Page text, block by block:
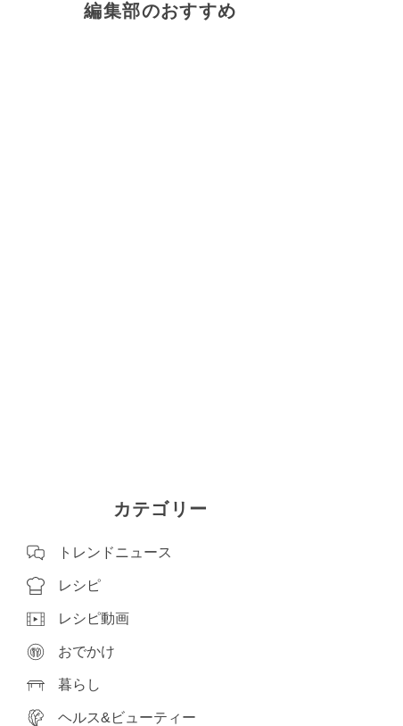
編集部のおすすめ
カテゴリー
トレンドニュース
レシピ
レシピ動画
おでかけ
暮らし
ヘルス&ビューティー